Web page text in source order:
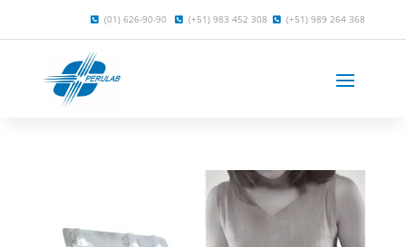
(01) 626-90-90 (+51) 983 452 308 (+51) 989 264 368